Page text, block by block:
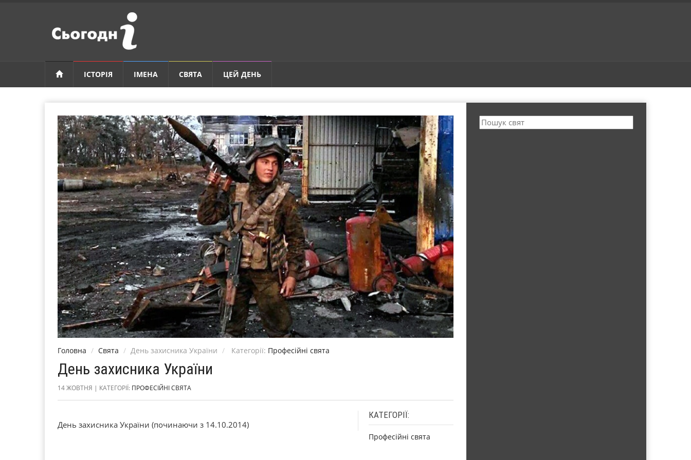
ІСТОРІЯ ІМЕНА СВЯТА ЦЕЙ ДЕНЬ
Головна Свята День захисника України Категорії: Професійні свята
День захисника України
14 ЖОВТНЯ | КАТЕГОРІЇ: ПРОФЕСІЙНІ СВЯТА
День захисника України (починаючи з 14.10.2014)
КАТЕГОРІЇ:
Професійні свята